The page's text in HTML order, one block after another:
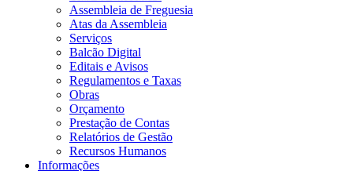
Assembleia de Freguesia
Atas da Assembleia
Serviços
Balcão Digital
Editais e Avisos
Regulamentos e Taxas
Obras
Orçamento
Prestação de Contas
Relatórios de Gestão
Recursos Humanos
Informações